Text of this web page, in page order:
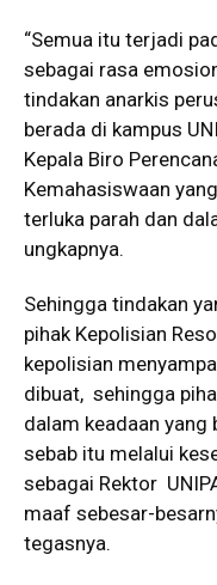
“Semua itu terjadi
sebagai rasa
tindakan anarkis
berada di kampus
Kepala Biro
Kemahasiswaan
terluka parah dan
ungkapnya.
Sehingga tindakan
pihak Kepolisian
kepolisian
dibuat, sehingga
dalam keadaan yang
sebab itu melalui
sebagai Rektor
maaf sebesar-
tegasnya.